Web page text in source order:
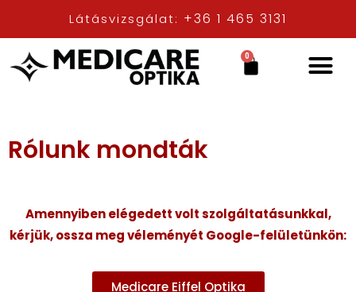
Látásvizsgálat: +36 1 465 3131
0
Rólunk mondták
Amennyiben elégedett volt szolgáltatásunkkal,
kérjük, ossza meg véleményét Google-felületünkön:
Medicare Eiffel Optika